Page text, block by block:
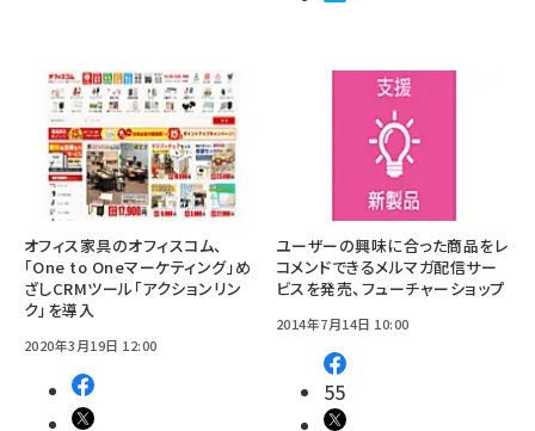
オフィス家具のオフィスコム、
「One to Oneマーケティング」め
ざしCRMツール「アクションリン
ク」を導入
2020年3月19日 12:00
ユーザーの興味に合った商品をレ
コメンドできるメルマガ配信サー
ビスを発売、フューチャーショップ
2014年7月14日 10:00
55